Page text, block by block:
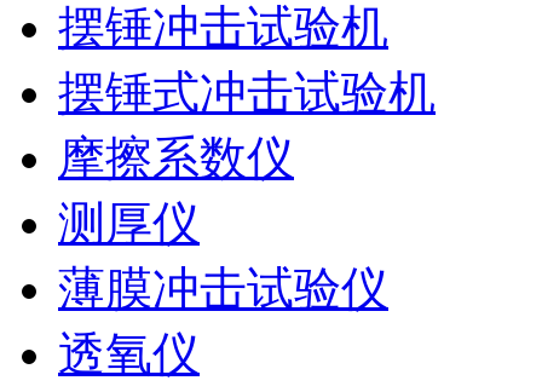
摆锤冲击试验机
摆锤式冲击试验机
摩擦系数仪
测厚仪
薄膜冲击试验仪
透氧仪